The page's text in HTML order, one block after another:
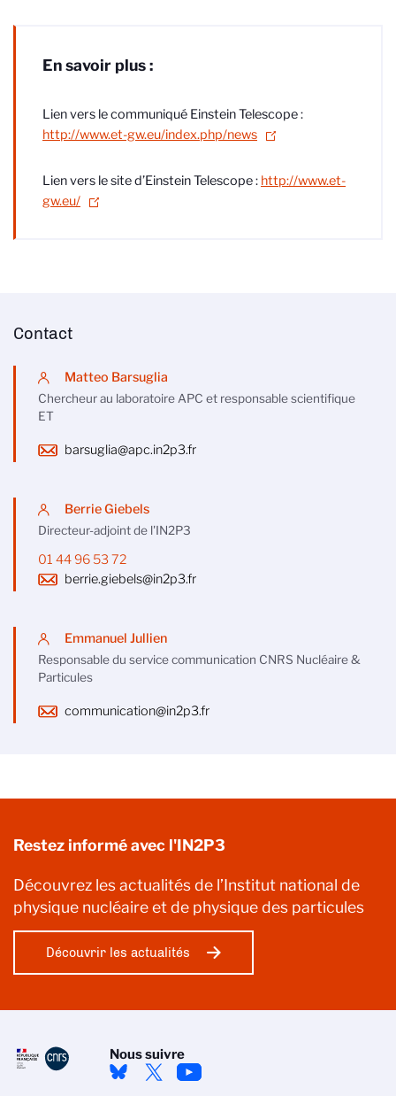
En savoir plus :
Lien vers le communiqué Einstein Telescope :
http://www.et-gw.eu/index.php/news
Lien vers le site d’Einstein Telescope : http://www.et-
gw.eu/
Contact
Matteo Barsuglia
Chercheur au laboratoire APC et responsable scientifique
ET
barsuglia@apc.in2p3.fr
Berrie Giebels
Directeur-adjoint de l'IN2P3
01 44 96 53 72
berrie.giebels@in2p3.fr
Emmanuel Jullien
Responsable du service communication CNRS Nucléaire &
Particules
communication@in2p3.fr
Restez informé avec l'IN2P3
Découvrez les actualités de l’Institut national de
physique nucléaire et de physique des particules
Découvrir les actualités
Nous suivre